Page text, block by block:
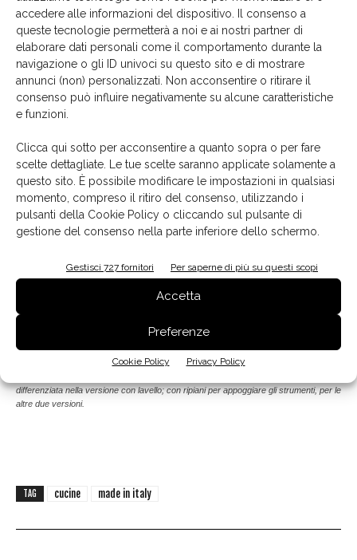
accedere alle informazioni del dispositivo. Il consenso a
queste tecnologie permetterà a noi e ai nostri partner di
elaborare dati personali come il comportamento durante la
navigazione o gli ID univoci su questo sito e di mostrare
annunci (non) personalizzati. Non acconsentire o ritirare il
consenso può influire negativamente su alcune caratteristiche
e funzioni.
Clicca qui sotto per acconsentire a quanto sopra o per fare
scelte dettagliate. Le tue scelte saranno applicate solamente a
questo sito. È possibile modificare le impostazioni in qualsiasi
momento, compreso il ritiro del consenso, utilizzando i
pulsanti della Cookie Policy o cliccando sul pulsante di
gestione del consenso nella parte inferiore dello schermo.
Gestisci 727 fornitori Per saperne di più su questi scopi
Accetta
Preferenze
Cookie Policy Privacy Policy
Il più semplice dei tre allestimento è dotato da unpiano
lavoro in acciaio nero, di quattrorotelle nascoste per
gli spostamenti all'interno dell'ambiente e, come per le
altre proposte, di un vano con ripiani per riporre gli
attrezzi e i cibi.
differenziata nella versione con lavello; con ripiani per appoggiare gli strumenti, per le
altre due versioni.
TAG cucine made in italy